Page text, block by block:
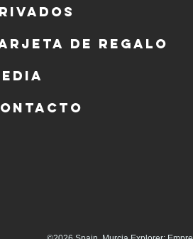
de regalo